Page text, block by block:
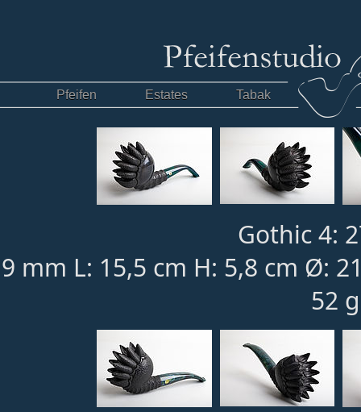
Pfeifen Estates Tabak
Gothic 4:
9 mm L: 15,5 cm H: 5,8 cm Ø:
52